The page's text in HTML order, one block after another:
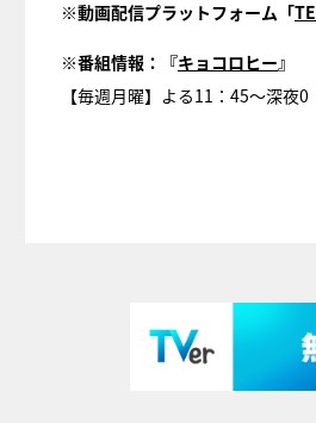
※動画配信プラットフォーム「
※番組情報：『キョコロヒー』
【毎週月曜】よる11：45～深夜